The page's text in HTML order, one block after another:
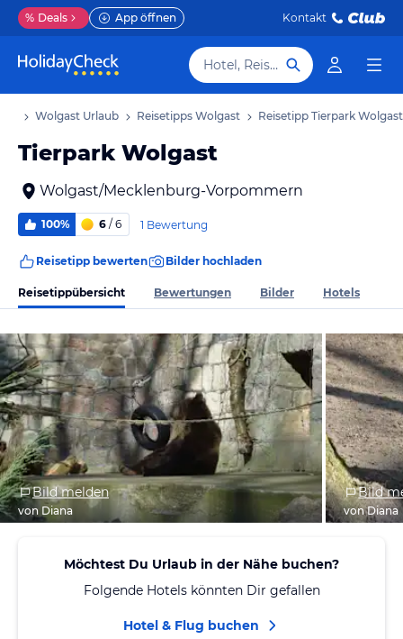
% Deals App öffnen Kontakt
Hotel, Reiseziel
Wolgast Urlaub Reisetipps Wolgast Reisetipp Tierpark Wolgast
Tierpark Wolgast
Wolgast/Mecklenburg-Vorpommern
100% 6 / 6 1 Bewertung
Reisetipp bewerten Bilder hochladen
Reisetippübersicht Bewertungen Bilder Hotels
Bild melden
von Diana
Bild
von Diana
Möchtest Du Urlaub in der Nähe buchen?
Folgende Hotels könnten Dir gefallen
Hotel & Flug buchen